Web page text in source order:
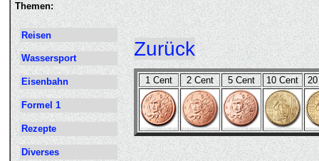
Themen:
Reisen
Wassersport
Eisenbahn
Formel 1
Rezepte
Diverses
Zurück
1 Cent 2 Cent 5 Cent 10 Cent